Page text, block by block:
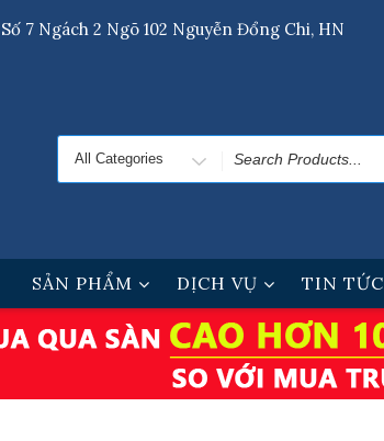
Số 7 Ngách 2 Ngõ 102 Nguyễn Đổng Chi, HN
Search
for
SẢN PHẨM DỊCH VỤ TIN TỨC